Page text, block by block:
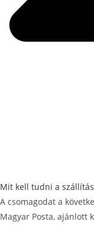
Mit kell tudni a
A csomagodat a
Magyar Posta, ajánlott